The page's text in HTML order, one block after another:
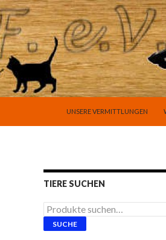
UNSERE VERMITTLUNGEN
TIERE SUCHEN
Suche
nach:
SUCHE